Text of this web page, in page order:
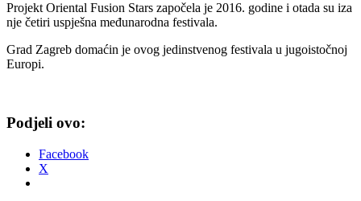
Projekt Oriental Fusion Stars započela je 2016. godine i otada su iza
nje četiri uspješna međunarodna festivala.
Grad Zagreb domaćin je ovog jedinstvenog festivala u jugoistočnoj
Europi.
Podjeli ovo:
Facebook
X